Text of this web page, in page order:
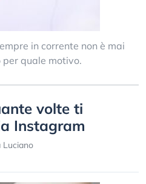
in corrente non è mai
quale motivo.
volte ti
Instagram
Luciano